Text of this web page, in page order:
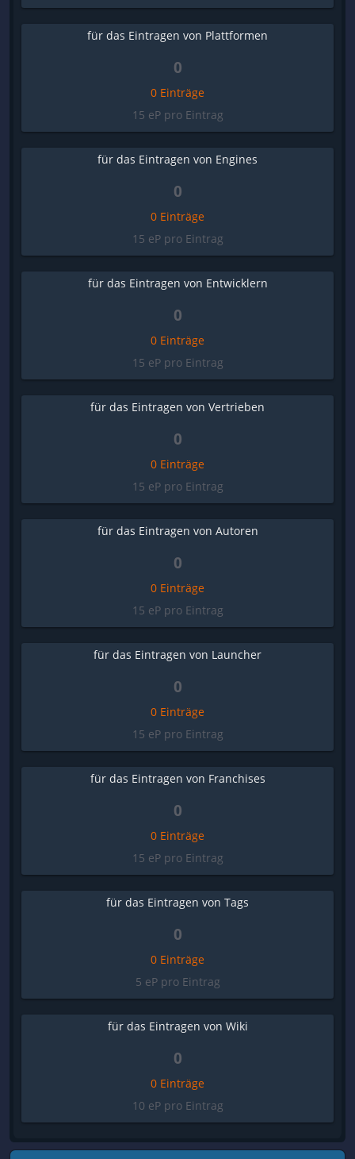
für das Eintragen von Plattformen
0
0 Einträge
15 eP pro Eintrag
für das Eintragen von Engines
0
0 Einträge
15 eP pro Eintrag
für das Eintragen von Entwicklern
0
0 Einträge
15 eP pro Eintrag
für das Eintragen von Vertrieben
0
0 Einträge
15 eP pro Eintrag
für das Eintragen von Autoren
0
0 Einträge
15 eP pro Eintrag
für das Eintragen von Launcher
0
0 Einträge
15 eP pro Eintrag
für das Eintragen von Franchises
0
0 Einträge
15 eP pro Eintrag
für das Eintragen von Tags
0
0 Einträge
5 eP pro Eintrag
für das Eintragen von Wiki
0
0 Einträge
10 eP pro Eintrag